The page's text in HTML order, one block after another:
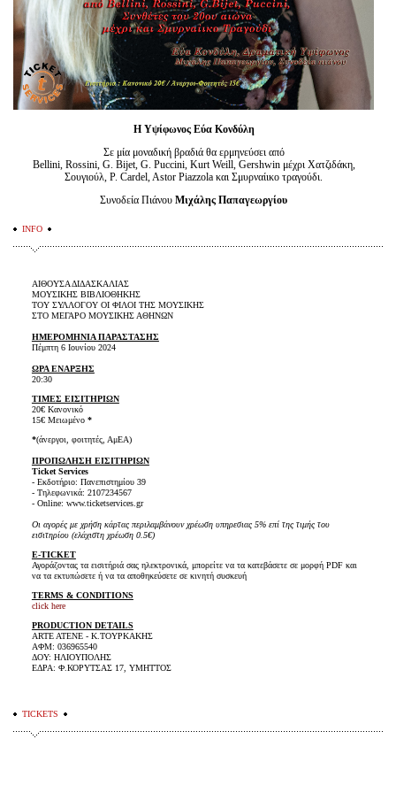
Η Υψίφωνος Εύα Κονδύλη
Σε μία μοναδική βραδιά θα ερμηνεύσει από
Bellini, Rossini, G. Bijet, G. Puccini, Kurt Weill, Gershwin μέχρι Χατζιδάκη,
Σουγιούλ, P. Cardel, Astor Piazzola και Σμυρναίικο τραγούδι.
Συνοδεία Πιάνου Μιχάλης Παπαγεωργίου
INFO
ΑΙΘΟΥΣΑ ΔΙΔΑΣΚΑΛΙΑΣ
ΜΟΥΣΙΚΗΣ ΒΙΒΛΙΟΘΗΚΗΣ
ΤΟΥ ΣΥΛΛΟΓΟΥ ΟΙ ΦΙΛΟΙ ΤΗΣ ΜΟΥΣΙΚΗΣ
ΣΤΟ ΜΕΓΑΡΟ ΜΟΥΣΙΚΗΣ ΑΘΗΝΩΝ
ΗΜΕΡΟΜΗΝΙΑ ΠΑΡΑΣΤΑΣΗΣ
Πέμπτη 6 Ιουνίου 2024
ΩΡΑ ΕΝΑΡΞΗΣ
20:30
ΤΙΜΕΣ ΕΙΣΙΤΗΡΙΩΝ
20€ Κανονικό
15€ Μειωμένο *
*(άνεργοι, φοιτητές, ΑμΕΑ)
ΠΡΟΠΩΛΗΣΗ ΕΙΣΙΤΗΡΙΩΝ
Ticket Services
- Εκδοτήριο: Πανεπιστημίου 39
- Τηλεφωνικά: 2107234567
- Online: www.ticketservices.gr
Οι αγορές με χρήση κάρτας περιλαμβάνουν χρέωση υπηρεσιας 5% επί της τιμής του
εισιτηρίου (ελάχιστη χρέωση 0.5€)
E-TICKET
Αγοράζοντας τα εισιτήριά σας ηλεκτρονικά, μπορείτε να τα κατεβάσετε σε μορφή PDF και
να τα εκτυπώσετε ή να τα αποθηκεύσετε σε κινητή συσκευή
TERMS & CONDITIONS
click here
PRODUCTION DETAILS
ARTE ATENE - Κ.ΤΟΥΡΚΑΚΗΣ
ΑΦΜ: 036965540
ΔΟΥ: ΗΛΙΟΥΠΟΛΗΣ
ΕΔΡΑ: Φ.ΚΟΡΥΤΣΑΣ 17, ΥΜΗΤΤΟΣ
TICKETS